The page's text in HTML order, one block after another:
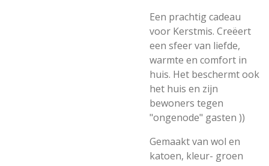
Een prachtig cadeau
voor Kerstmis. Creëert
een sfeer van liefde,
warmte en comfort in
huis. Het beschermt ook
het huis en zijn
bewoners tegen
"ongenode" gasten ))
Gemaakt van wol en
katoen, kleur- groen